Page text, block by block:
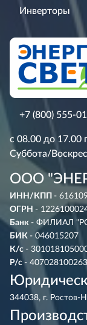
Инверторы
+7 (800) 555-
с 08.00 до 17.00
Суббота/
ООО
ИНН/КПП -
ОГРН -
Банк - ФИЛИАЛ
БИК - 046015207
К/с -
Р/с -
344038, г. Ростов-